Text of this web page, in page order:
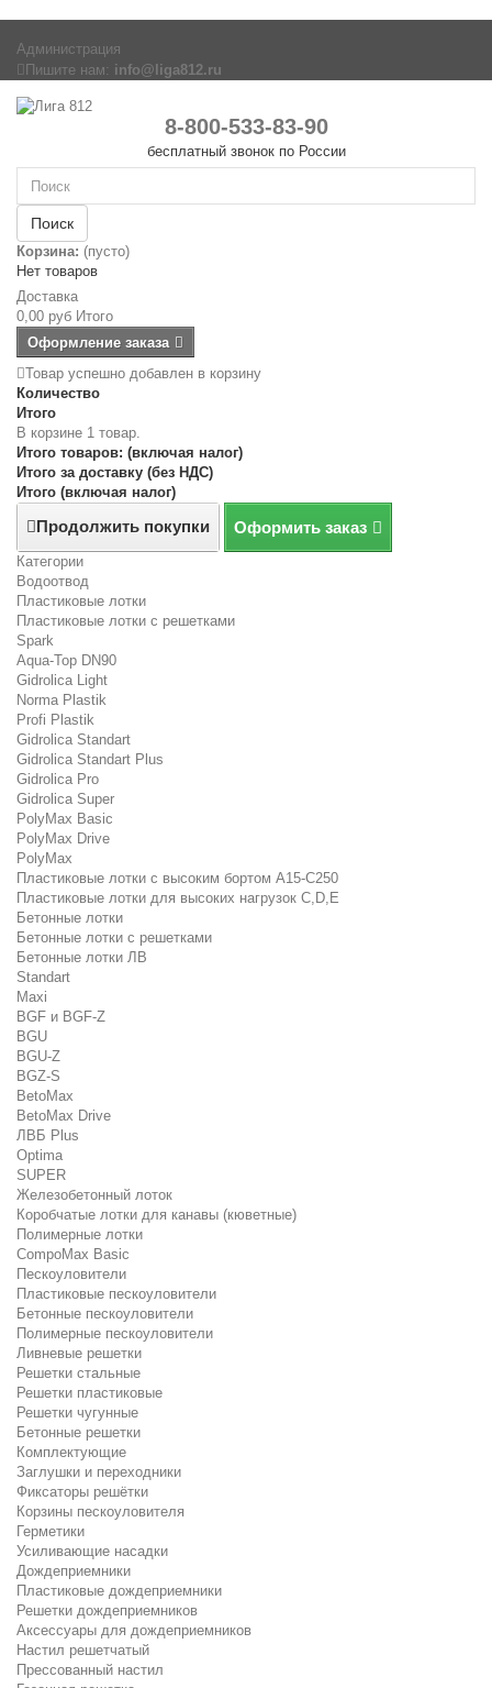
Администрация
Пишите нам: info@liga812.ru
8-800-533-83-90
бесплатный звонок по России
Поиск
Корзина: (пусто)
Нет товаров
Доставка
0,00 руб Итого
Оформление заказа
Товар успешно добавлен в корзину
Количество
Итого
В корзине 1 товар.
Итого товаров: (включая налог)
Итого за доставку (без НДС)
Итого (включая налог)
Продолжить покупки Оформить заказ
Категории
Водоотвод
Пластиковые лотки
Пластиковые лотки с решетками
Spark
Aqua-Top DN90
Gidrolica Light
Norma Plastik
Profi Plastik
Gidrolica Standart
Gidrolica Standart Plus
Gidrolica Pro
Gidrolica Super
PolyMax Basic
PolyMax Drive
PolyMax
Пластиковые лотки с высоким бортом А15-C250
Пластиковые лотки для высоких нагрузок C,D,E
Бетонные лотки
Бетонные лотки с решетками
Бетонные лотки ЛВ
Standart
Maxi
BGF и BGF-Z
BGU
BGU-Z
BGZ-S
BetoMax
BetoMax Drive
ЛВБ Plus
Optima
SUPER
Железобетонный лоток
Коробчатые лотки для канавы (кюветные)
Полимерные лотки
CompoMax Basic
Пескоуловители
Пластиковые пескоуловители
Бетонные пескоуловители
Полимерные пескоуловители
Ливневые решетки
Решетки стальные
Решетки пластиковые
Решетки чугунные
Бетонные решетки
Комплектующие
Заглушки и переходники
Фиксаторы решётки
Корзины пескоуловителя
Герметики
Усиливающие насадки
Дождеприемники
Пластиковые дождеприемники
Решетки дождеприемников
Аксессуары для дождеприемников
Настил решетчатый
Прессованный настил